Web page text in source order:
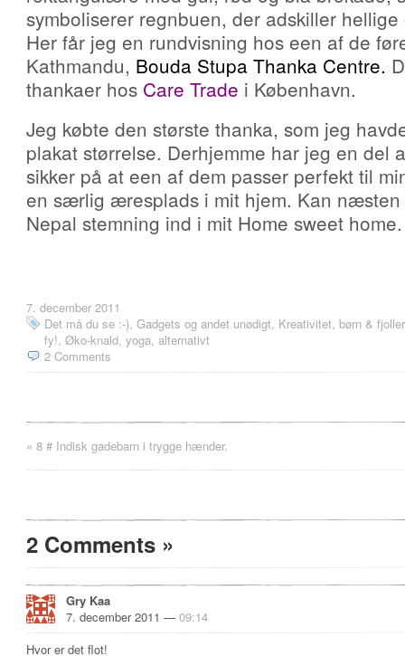
symboliserer regnbuen, der adskiller
Her får jeg en rundvisning hos een af de
Kathmandu, Bouda Stupa Thanka Centre.
thankaer hos Care Trade i København.
Jeg købte den største thanka, som jeg
plakat størrelse. Derhjemme har jeg en del
sikker på at een af dem passer perfekt til
en særlig æresplads i mit hjem. Kan
Nepal stemning ind i mit Home sweet home.
7. december 2011
Det må du se :-), Gadgets og andet unødigt, Kreativitet, børn &
fy!, Øko-knald, yoga, alternativt
2 Comments
« 8 # Indisk gadebarn i trygge hænder.
2 Comments »
Gry Kaa
7. december 2011 — 09:14
Hvor er det flot!